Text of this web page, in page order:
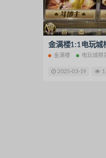
金满楼1:1电玩城
金满楼 电玩城棋
2025-03-19